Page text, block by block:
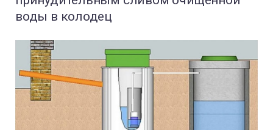
воды в колодец